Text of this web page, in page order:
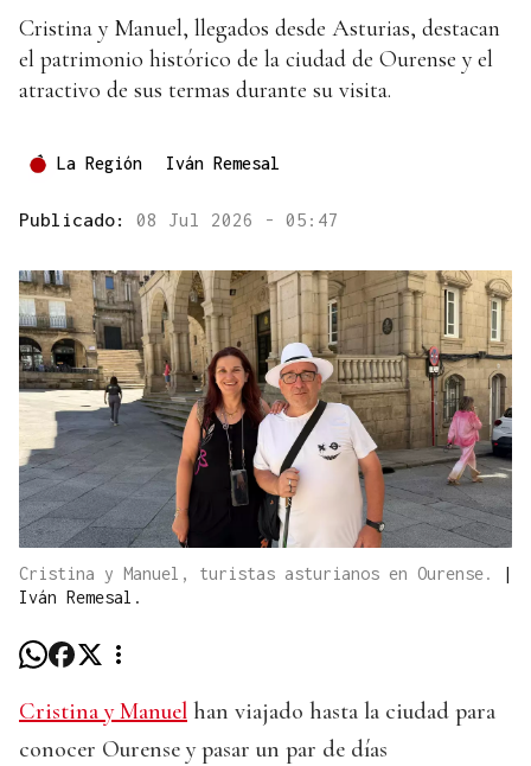
Cristina y Manuel, llegados desde Asturias, destacan
el patrimonio histórico de la ciudad de Ourense y el
atractivo de sus termas durante su visita.
La Región Iván Remesal
Publicado: 08 Jul 2026 - 05:47
Cristina y Manuel, turistas asturianos en Ourense.
|
Iván Remesal.
Cristina y Manuel han viajado hasta la ciudad para
conocer Ourense y pasar un par de días